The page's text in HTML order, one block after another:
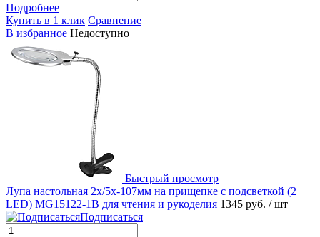
Подробнее
Купить в 1 клик Сравнение
В избранное Недоступно
Быстрый просмотр
Лупа настольная 2x/5x-107мм на прищепке с подсветкой (2
LED) MG15122-1B для чтения и рукоделия 1345 руб. / шт
Подписаться